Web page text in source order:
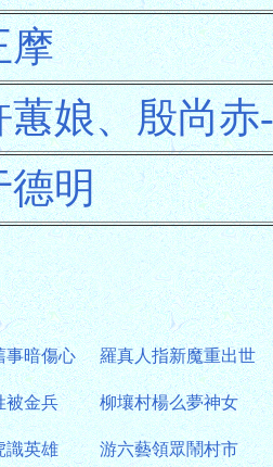
摩
蕙娘、殷尚
德明
事暗傷心 羅真人指新魔重出世
被金兵 柳壤村楊么夢神女
識英雄 游六藝領眾鬧村市